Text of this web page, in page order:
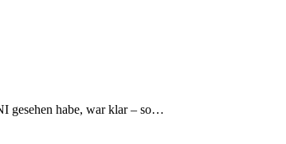
gesehen habe, war klar – so…